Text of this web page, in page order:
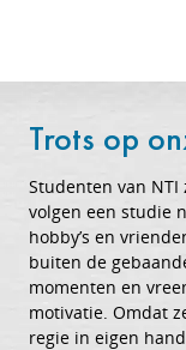
Trots op
Studenten van
volgen een studie
hobby’s en
buiten de
momenten en
motivatie. Omdat
regie in eigen